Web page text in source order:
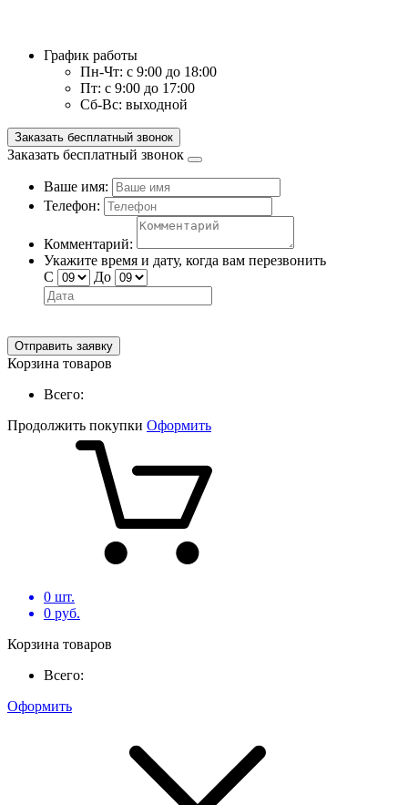
График работы
Пн-Чт: с 9:00 до 18:00
Пт: с 9:00 до 17:00
Сб-Вс: выходной
Заказать бесплатный звонок
Заказать бесплатный звонок
Ваше имя:
Телефон:
Комментарий:
Укажите время и дату, когда вам перезвонить
С
До
Отправить заявку
Корзина товаров
Всего:
Продолжить покупки Оформить
0 шт.
0 руб.
Корзина товаров
Всего:
Оформить